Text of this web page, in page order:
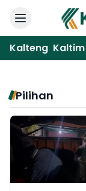
Kalteng Kaltim
Pilihan